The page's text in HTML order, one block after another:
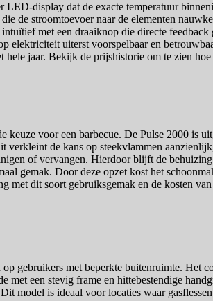
display dat de exacte temperatuur
de stroomtoevoer naar de elementen
met een draaiknop die directe
elektriciteit uiterst voorspelbaar en
hele jaar. Bekijk de prijshistorie om te zien
voor een barbecue. De Pulse 2000 is
verkleint de kans op steekvlammen
of vervangen. Hierdoor blijft de
gemak. Door deze opzet kost het
dit soort gebruiksgemak en de kosten
gebruikers met beperkte buitenruimte.
met een stevig frame en hittebestendige
model is ideaal voor locaties waar